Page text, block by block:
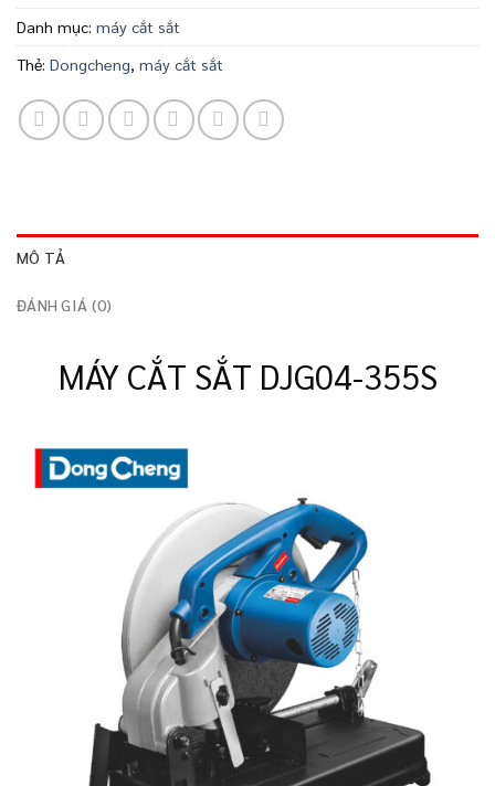
Danh mục: máy cắt sắt
Thẻ: Dongcheng, máy cắt sắt
MÔ TẢ
ĐÁNH GIÁ (0)
MÁY CẮT SẮT DJG04-355S